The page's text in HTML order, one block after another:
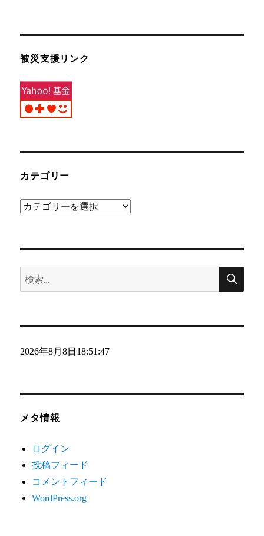
被災支援リンク
カテゴリー
カ
検
索:
検
2026年8月8日 18:51:48
メタ情報
ログイン
投稿フィード
コメントフィード
WordPress.org